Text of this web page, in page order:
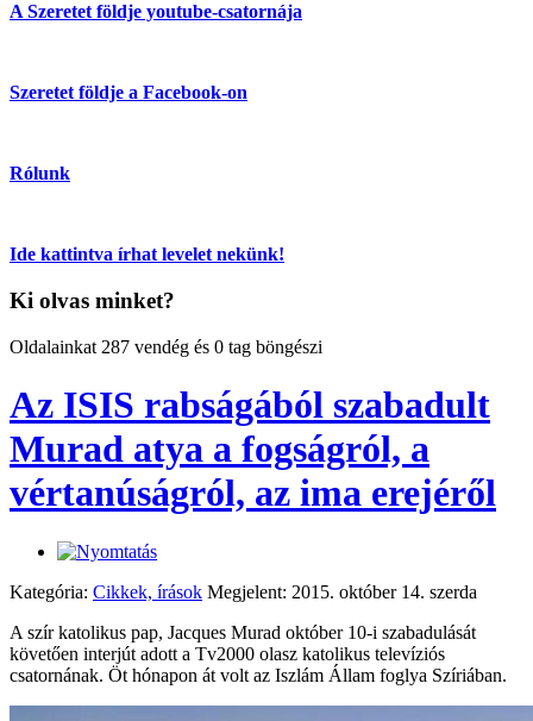
A Szeretet földje youtube-csatornája
Szeretet földje a Facebook-on
Rólunk
Ide kattintva írhat levelet nekünk!
Ki olvas minket?
Oldalainkat 287 vendég és 0 tag böngészi
Az ISIS rabságából szabadult
Murad atya a fogságról, a
vértanúságról, az ima erejéről
Kategória: Cikkek, írások Megjelent: 2015. október 14. szerda
A szír katolikus pap, Jacques Murad október 10-i szabadulását
követően interjút adott a Tv2000 olasz katolikus televíziós
csatornának. Öt hónapon át volt az Iszlám Állam foglya Szíriában.